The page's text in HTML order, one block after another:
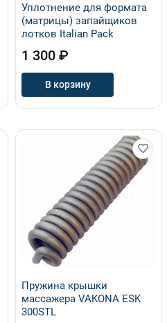
Уплотнение для формата
(матрицы) запайщиков
лотков Italian Pack
1 300 ₽
В корзину
Пружина крышки
массажера VAKONA ЕSK
300STL